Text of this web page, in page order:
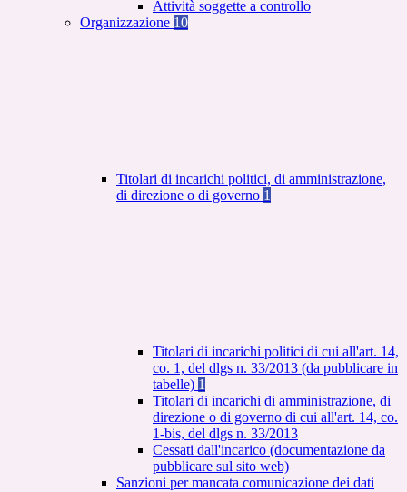
Attività soggette a controllo
Organizzazione 10
Titolari di incarichi politici, di amministrazione,
di direzione o di governo 1
Titolari di incarichi politici di cui all'art. 14,
co. 1, del dlgs n. 33/2013 (da pubblicare in
tabelle) 1
Titolari di incarichi di amministrazione, di
direzione o di governo di cui all'art. 14, co.
1-bis, del dlgs n. 33/2013
Cessati dall'incarico (documentazione da
pubblicare sul sito web)
Sanzioni per mancata comunicazione dei dati